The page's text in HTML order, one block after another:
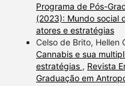
Programa de Pós-
(2023): Mundo social
atores e estratégias
Celso de Brito, Hellen
Cannabis e sua
estratégias , Revista
Graduação em